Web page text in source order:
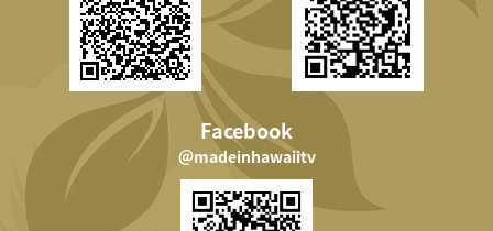
Facebook
＠madeinhawaiitv